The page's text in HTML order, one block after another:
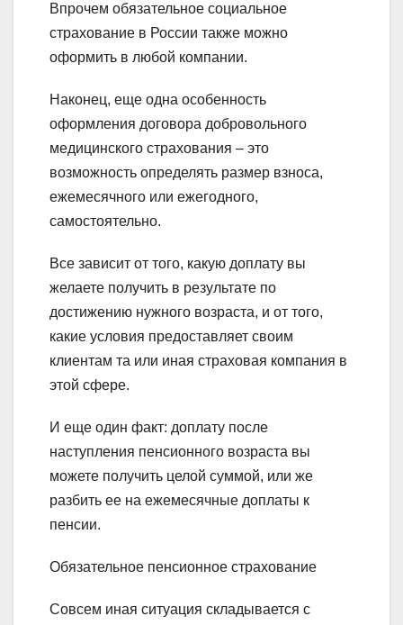
Впрочем обязательное социальное
страхование в России также можно
оформить в любой компании.
Наконец, еще одна особенность
оформления договора добровольного
медицинского страхования – это
возможность определять размер взноса,
ежемесячного или ежегодного,
самостоятельно.
Все зависит от того, какую доплату вы
желаете получить в результате по
достижению нужного возраста, и от того,
какие условия предоставляет своим
клиентам та или иная страховая компания в
этой сфере.
И еще один факт: доплату после
наступления пенсионного возраста вы
можете получить целой суммой, или же
разбить ее на ежемесячные доплаты к
пенсии.
Обязательное пенсионное страхование
Совсем иная ситуация складывается с